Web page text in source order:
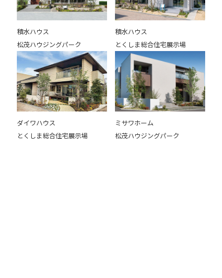
積水ハウス
松茂ハウジングパーク
積水ハウス
とくしま総合住宅展示場
ダイワハウス
とくしま総合住宅展示場
ミサワホーム
松茂ハウジングパーク